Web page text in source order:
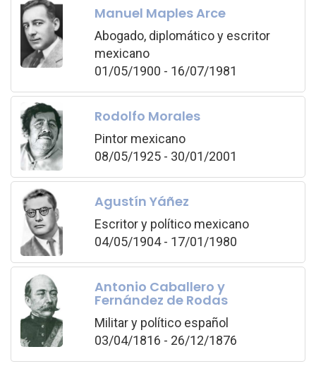
Manuel Maples Arce
Abogado, diplomático y escritor
mexicano
01/05/1900 - 16/07/1981
Rodolfo Morales
Pintor mexicano
08/05/1925 - 30/01/2001
Agustín Yáñez
Escritor y político mexicano
04/05/1904 - 17/01/1980
Antonio Caballero y
Fernández de Rodas
Militar y político español
03/04/1816 - 26/12/1876